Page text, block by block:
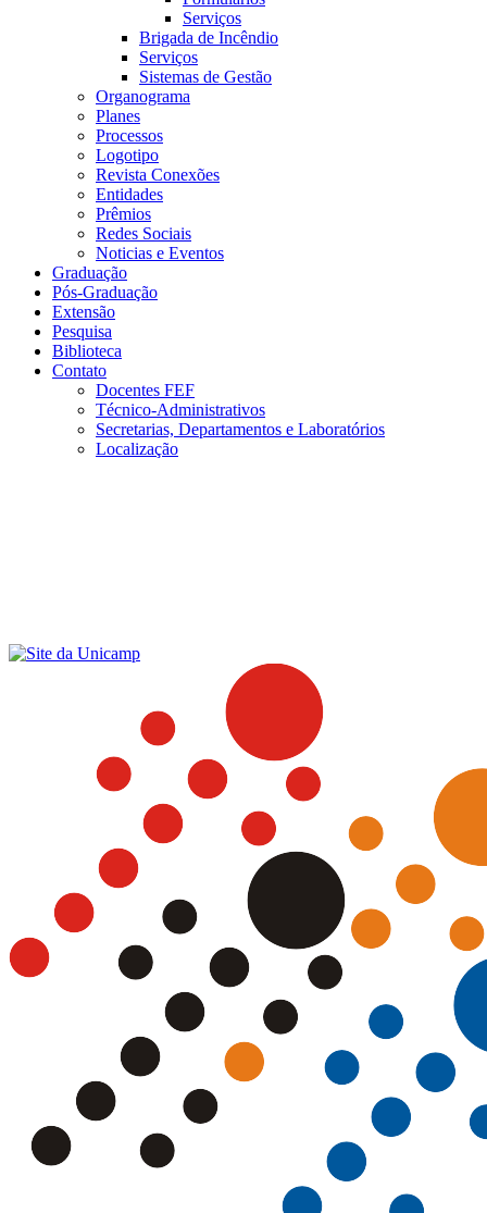
Serviços
Brigada de Incêndio
Serviços
Sistemas de Gestão
Organograma
Planes
Processos
Logotipo
Revista Conexões
Entidades
Prêmios
Redes Sociais
Noticias e Eventos
Graduação
Pós-Graduação
Extensão
Pesquisa
Biblioteca
Contato
Docentes FEF
Técnico-Administrativos
Secretarias, Departamentos e Laboratórios
Localização